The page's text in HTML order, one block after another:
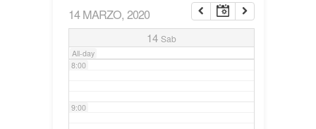
14 MARZO, 2020
14 Sab
All-day
7:00
8:00
9:00